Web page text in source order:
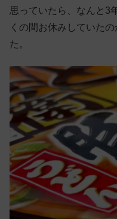
思っていたら、なんと3
くの間お休みしていた
た。